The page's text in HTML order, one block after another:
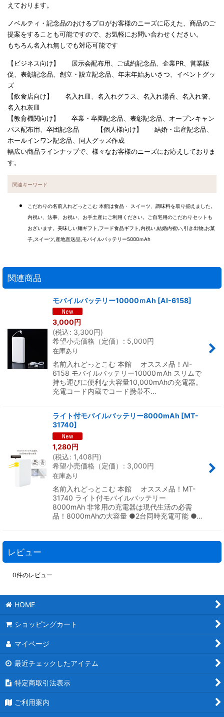
えております。
ノベルティ・記念品のおけるプロがお客様のニーズに応えた、商品のご
提案をすることも可能ですので、お気軽にお問い合わせください。
もちろん名入れ無しでも対応可能です
【ビジネス向け】 展示会配布用、ご成約記念品、企業PR、営業販
促、表彰記念品、創立・設立記念品、年末年始あいさつ、イベントグッ
ズ
【飲食店向け】 名入れ皿、名入れグラス、名入れ湯呑、名入れ箸、
名入れ灰皿
【教育機関向け】 卒業・卒園記念品、表彰記念品、オープンキャン
パス配布用、卒団記念品 【個人様向け】 結婚・出産記念品、
ホールインワン記念品、同人グッズ作成
幅広い商品ラインナップで、様々なお客様のニーズにお応えしておりま
す。
関連キーワード
こだわりの名前入れどっとこむ 本館は食品・ スイーツ、調味料を取り揃えました。
内祝い、法事、お祝い、お手土産にご利用ください。ご自宅用のこだわりセットも
おざいます。美味しい麺ギフト,フード食品ギフト,内祝い,結婚内祝い,引き出物,お菓
子,スイーツ,産地直送品,モバイルバッテリー5000ｍAh
関連商品
モバイルバッテリー10000ｍAh [AI-6158]
3,000 円
(税込: 3,300円)
希望小売価格（定価）
: 5,000円
在庫あり
名前入れどっとこむ 本館 オススメ品！AI-
6158 モバイルバッテリー10000ｍAh スリムで
持ち運びに便利な大容量10,000mAhの充電器。
充電コード内蔵でコード携帯不…
ライト付モバイルバッテリー8000mAh [MT-
31740]
1,280円
(税込: 1,408円)
希望小売価格（定価）
: 3,000円
在庫あり
名前入れどっとこむ 本館 オススメ品！MT-
31740 ライト付モバイルバッテリー
8000mAh 非常用の充電器は現代生活の必需
品！8000mAhの大容量 ●2台同時充電可能 ●…
レビュー
0件のレビュー
HOME
ショッピングカート
マイページ
最近チェックしたアイテム
特定商取引法表示
ご利用案内